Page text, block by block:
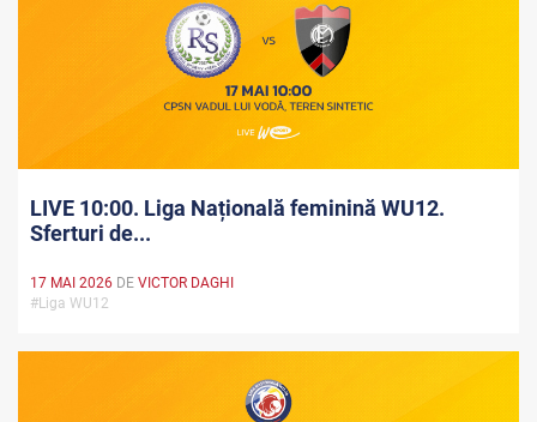
LIVE 10:00. Liga Națională feminină WU12.
Sferturi de...
17 MAI 2026 DE VICTOR DAGHI
#Liga WU12